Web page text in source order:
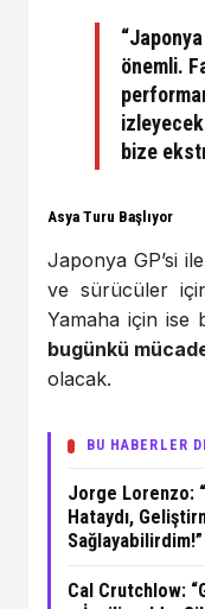
önemli.
bize
Asya Turu Başlıyor
Japonya GP’si
ve sürücüler
Yamaha için ise
bugünkü
olacak.
BU HABERLER
Jorge Lorenzo:
Hataydı,
Sağlayabilirdim!”
Cal Crutchlow: